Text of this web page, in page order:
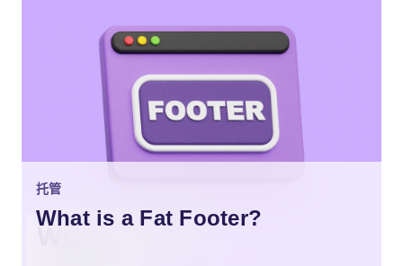
托管
What is a Fat Footer?